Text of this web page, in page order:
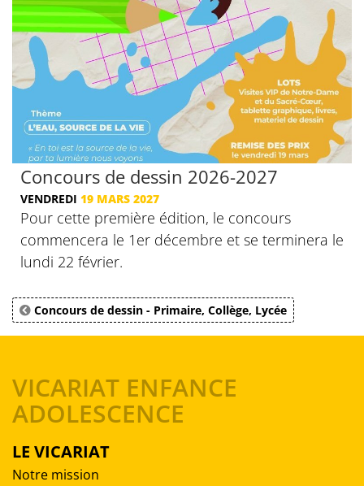
Concours de dessin 2026-2027
VENDREDI 19 MARS 2027
Pour cette première édition, le concours
commencera le 1er décembre et se terminera le
lundi 22 février.
Concours de dessin - Primaire, Collège, Lycée
VICARIAT ENFANCE
ADOLESCENCE
LE VICARIAT
Notre mission